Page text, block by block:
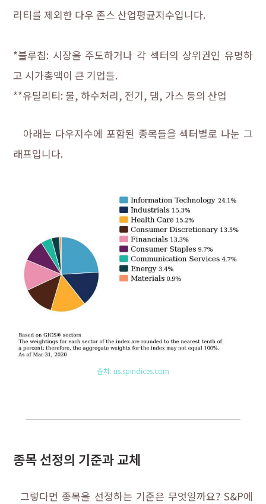
리티를 제외한 다우 존스 산업평균지수입니다.
*블루칩: 시장을 주도하거나 각 섹터의 상위권인 유명하
고 시가총액이 큰 기업들.
**유틸리티: 물, 하수처리, 전기, 댐, 가스 등의 산업
아래는 다우지수에 포함된 종목들을 섹터별로 나눈 그
래프입니다.
출처: us.spindices.com
종목 선정의 기준과 교체
그렇다면 종목을 선정하는 기준은 무엇일까요? S&P에